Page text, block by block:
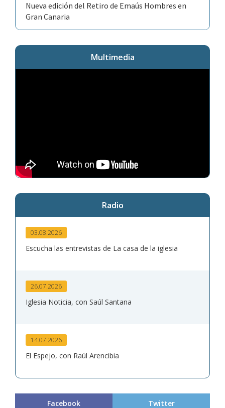
Nueva edición del Retiro de Emaús Hombres en
Gran Canaria
Multimedia
Radio
03.08.2026
Escucha las entrevistas de La casa de la iglesia
26.07.2026
Iglesia Noticia, con Saúl Santana
14.07.2026
El Espejo, con Raúl Arencibia
Facebook Twitter